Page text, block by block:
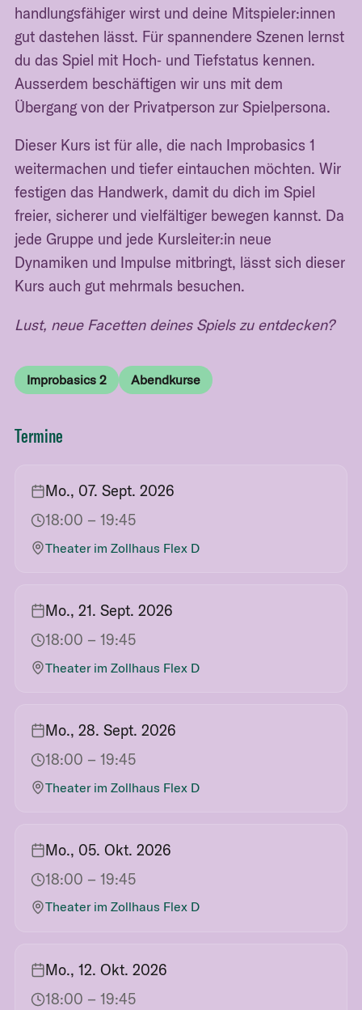
handlungsfähiger wirst und deine Mitspieler:innen
gut dastehen lässt. Für spannendere Szenen lernst
du das Spiel mit Hoch‑ und Tiefstatus kennen.
Ausserdem beschäftigen wir uns mit dem
Übergang von der Privatperson zur Spielpersona.
Dieser Kurs ist für alle, die nach Improbasics 1
weitermachen und tiefer eintauchen möchten. Wir
festigen das Handwerk, damit du dich im Spiel
freier, sicherer und vielfältiger bewegen kannst. Da
jede Gruppe und jede Kursleiter:in neue
Dynamiken und Impulse mitbringt, lässt sich dieser
Kurs auch gut mehrmals besuchen.
Lust, neue Facetten deines Spiels zu entdecken?
Improbasics 2 Abendkurse
Termine
Mo., 07. Sept. 2026
18:00 – 19:45
Theater im Zollhaus Flex D
Mo., 21. Sept. 2026
18:00 – 19:45
Theater im Zollhaus Flex D
Mo., 28. Sept. 2026
18:00 – 19:45
Theater im Zollhaus Flex D
Mo., 05. Okt. 2026
18:00 – 19:45
Theater im Zollhaus Flex D
Mo., 12. Okt. 2026
18:00 – 19:45